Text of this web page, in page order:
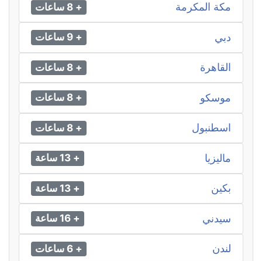
مكة المكرمة + 8 ساعات
دبي + 9 ساعات
القاهرة + 8 ساعات
موسكو + 8 ساعات
اسطنبول + 8 ساعات
ماليزيا + 13 ساعة
بكين + 13 ساعة
سيدني + 16 ساعة
لندن + 6 ساعات